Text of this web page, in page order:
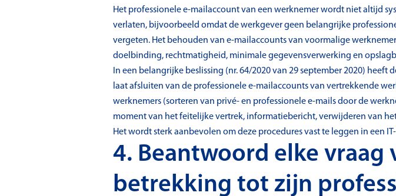
Het professionele e-mailaccount van een werknemer wordt niet altijd
verlaten, bijvoorbeeld omdat de werkgever geen belangrijke
vergeten. Het behouden van e-mailaccounts van voormalige
doelbinding, rechtmatigheid, minimale gegevensverwerking en
In een belangrijke beslissing (nr. 64/2020 van 29 september 2020)
laat afsluiten van de professionele e-mailaccounts van vertrekkende
werknemers (sorteren van privé- en professionele e-mails door de
moment van het feitelijke vertrek, informatiebericht, verwijderen van
Het wordt sterk aanbevolen om deze procedures vast te leggen in een
4. Beantwoord elke vraag
betrekking tot zijn